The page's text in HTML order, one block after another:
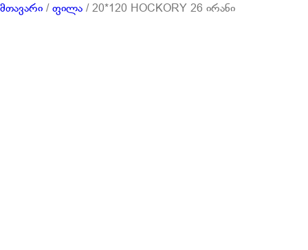
მთავარი / ფილა / 20*120 HOCKORY 26 ირანი